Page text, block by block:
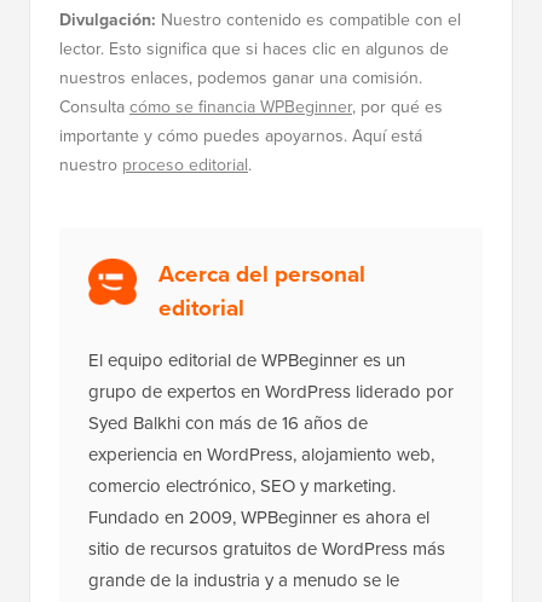
Divulgación: Nuestro contenido es compatible con el
lector. Esto significa que si haces clic en algunos de
nuestros enlaces, podemos ganar una comisión.
Consultacómo se financia WPBeginner, por qué es
importante y cómo puedes apoyarnos. Aquí está
nuestro proceso editorial.
Acerca del personal
editorial
El equipo editorial de WPBeginner es un
grupo de expertos en WordPress liderado por
Syed Balkhi con más de 16 años de
experiencia en WordPress, alojamiento web,
comercio electrónico, SEO y marketing.
Fundado en 2009, WPBeginner es ahora el
sitio de recursos gratuitos de WordPress más
grande de la industria y a menudo se le